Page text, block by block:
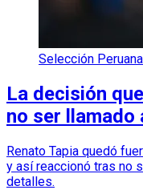
Selección Peruana
La decisión
no ser llamado
Renato Tapia quedó
y así reaccionó tras no
detalles.